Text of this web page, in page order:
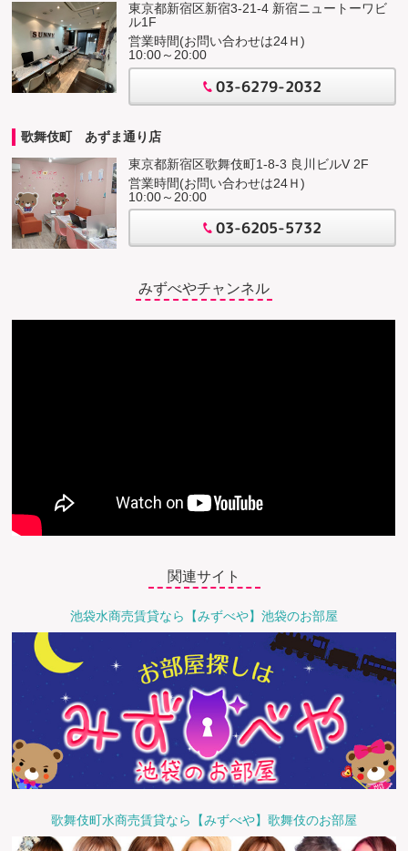
東京都新宿区新宿3-21-4 新宿ニュートーワビ
ル1F
営業時間(お問い合わせは24Ｈ)
10:00～20:00
03-6279-2032
歌舞伎町 あずま通り店
東京都新宿区歌舞伎町1-8-3 良川ビルV 2F
営業時間(お問い合わせは24Ｈ)
10:00～20:00
03-6205-5732
みずべやチャンネル
関連サイト
池袋水商売賃貸なら【みずべや】池袋のお部屋
歌舞伎町水商売賃貸なら【みずべや】歌舞伎のお部屋